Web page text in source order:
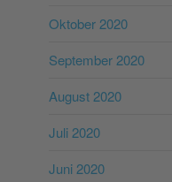
Oktober 2020
September 2020
August 2020
Juli 2020
Juni 2020